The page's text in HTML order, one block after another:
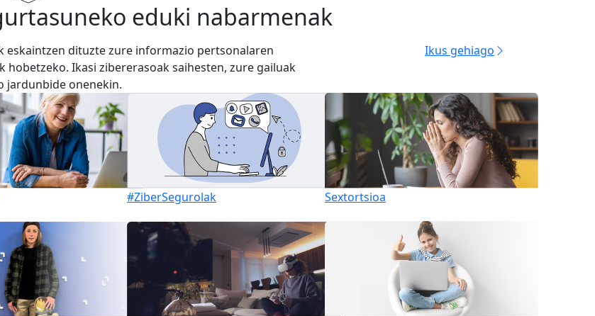
eduki nabarmenak
eskaintzen dituzte zure informazio pertsonalaren
Ikasi zibererasoak saihesten, zure gailuak
jardunbide onenekin.
Ikus gehiago
#ZiberSegurolak Sextortsioa